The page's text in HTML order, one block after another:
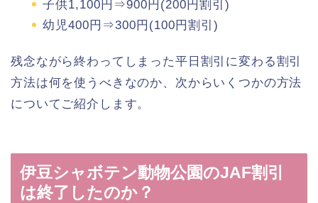
子供1,100円⇒900円(200円割引)
幼児400円⇒300円(100円割引)
残念ながら終わってしまった平日割引に変わる割引
方法は何を使うべきなのか、次からいくつかの方法
についてご紹介します。
伊豆シャボテン動物公園のJAF割引
は終了したのか？